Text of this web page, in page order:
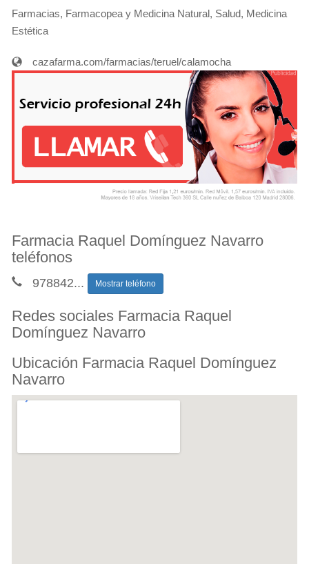
Farmacias, Farmacopea y Medicina Natural, Salud, Medicina
Estética
cazafarma.com/farmacias/teruel/calamocha
Farmacia Raquel Domínguez Navarro
teléfonos
978842... Mostrar teléfono
Redes sociales Farmacia Raquel
Domínguez Navarro
Ubicación Farmacia Raquel Domínguez
Navarro